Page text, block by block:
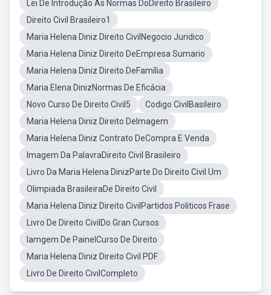
Lei De Introdução Às Normas DoDireito Brasileiro
Direito Civil Brasileiro1
Maria Helena Diniz Direito CivilNegocio Juridico
Maria Helena Diniz Direito DeEmpresa Sumario
Maria Helena Diniz Direito DeFamília
Maria Elena DinizNormas De Eficácia
Novo Curso De Direito Civil5
Codigo CivilBasileiro
Maria Helena Diniz Direito DeImagem
Maria Helena Diniz Contrato DeCompra E Venda
Imagem Da PalavraDireito Civil Brasileiro
Livro Da Maria Helena DinizParte Do Direito Civil Um
Olimpiada BrasileiraDe Direito Civil
Maria Helena Diniz Direito CivilPartidos Politicos Frase
Livro De Direito CivilDo Gran Cursos
Iamgem De PainelCurso De Direito
Maria Helena Diniz Direito Civil PDF
Livro De Direito CivilCompleto